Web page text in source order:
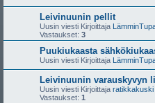
Leivinuunin pellit
Uusin viesti Kirjoittaja
Vastaukset: 3
Puukiukaasta
Uusin viesti Kirjoittaja
Leivinuunin varauskyvyn
Uusin viesti Kirjoittaja ratikkakuski
Vastaukset: 1